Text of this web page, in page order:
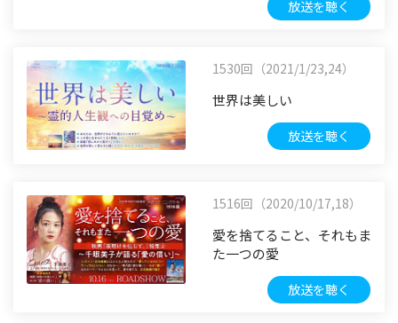
放送を聴く
1530回（2021/1/23,24）
世界は美しい
放送を聴く
1516回（2020/10/17,18）
愛を捨てること、それもま
た一つの愛
放送を聴く